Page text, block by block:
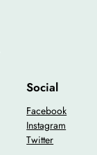
Social
Facebook
Instagram
Twitter